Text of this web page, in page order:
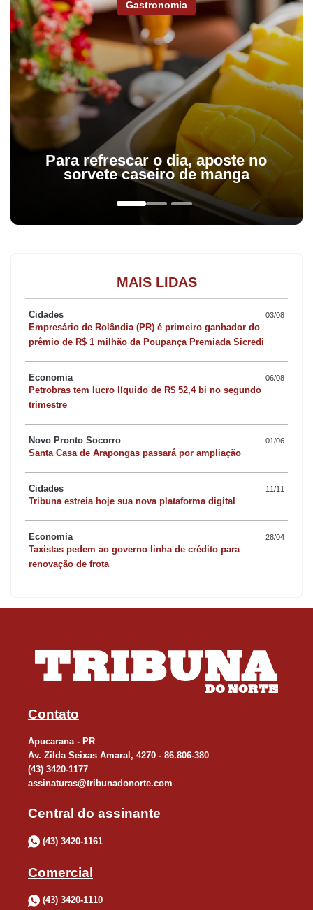
"A economia paranaense termina o ano em grande contraste
com a situação de crise nacional. Aqui o pior já passou. Tenho
absoluta convicção de que 2016 será bem melhor para os
paranaenses do que 2015", disse o governador Beto Richa.
segundo trimestre (6,2%) e ficou bem abaixo da taxa brasileira,
que registrou, no mesmo período, 8,9%
“Recebemos esta notícia com entusiasmo. Os números da
pesquisa mostram que, apesar da retração da economia em todo
o país, o Paraná está conseguindo manter uma estabilidade no
nível de empregos. Isso é uma demonstração que temos uma
política consistente de industrialização e de geração de emprego
Desenvolvimento Social, Fernanda Richa.
Gastronomia
Para refrescar o dia, aposte no
sorvete caseiro de manga
MAIS LIDAS
Cidades 03/08
Empresário de Rolândia (PR) é primeiro ganhador do
prêmio de R$ 1 milhão da Poupança Premiada Sicredi
Economia 06/08
Petrobras tem lucro líquido de R$ 52,4 bi no segundo
trimestre
Novo Pronto Socorro 01/06
Santa Casa de Arapongas passará por ampliação
Cidades 11/11
Tribuna estreia hoje sua nova plataforma digital
Economia 28/04
Taxistas pedem ao governo linha de crédito para
renovação de frota
Contato
Apucarana - PR
Av. Zilda Seixas Amaral, 4270 - 86.806-380
(43) 3420-1177
assinaturas@tribunadonorte.com
Central do assinante
(43) 3420-1161
Comercial
(43) 3420-1110